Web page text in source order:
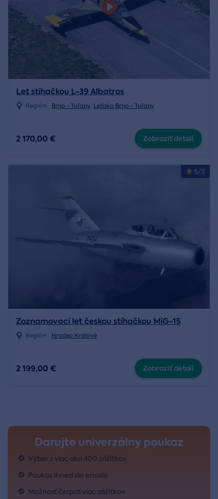
Let stíhačkou L-39 Albatros
Región: Brno - Tuřany, Letisko Brno - Tuřany
2 170,00 € Zobraziť detail
5/5
Zoznamovací let českou stíhačkou MiG-15
Región: Hradec Králové
2 199,00 € Zobraziť detail
Darujte univerzálny poukaz
Výber z viac ako 400 zážitkov
Poukaz ihneď do emailu
Možnosť čerpať viac zážitkov